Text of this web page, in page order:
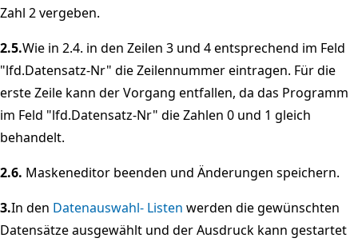
Zahl 2 vergeben.
2.5.Wie in 2.4. in den Zeilen 3 und 4 entsprechend im Feld
"lfd.Datensatz-Nr" die Zeilennummer eintragen. Für die
erste Zeile kann der Vorgang entfallen, da das Programm
im Feld "lfd.Datensatz-Nr" die Zahlen 0 und 1 gleich
behandelt.
2.6. Maskeneditor beenden und Änderungen speichern.
3.In den Datenauswahl- Listen werden die gewünschten
Datensätze ausgewählt und der Ausdruck kann gestartet